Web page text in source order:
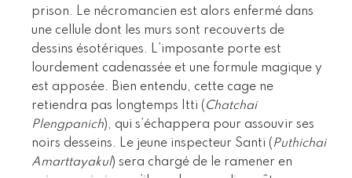
prison. Le nécromancien est alors enfermé dans
une cellule dont les murs sont recouverts de
dessins ésotériques. L’imposante porte est
lourdement cadenassée et une formule magique y
est apposée. Bien entendu, cette cage ne
retiendra pas longtemps Itti ( Chatchai
Plengpanich), qui s’échappera pour assouvir ses
noirs desseins. Le jeune inspecteur Santi ( Puthichai
Amarttayakul) sera chargé de le ramener en